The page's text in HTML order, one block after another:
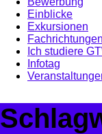
Einblicke
Exkursionen
Fachrichtungen
Ich studiere
Infotag